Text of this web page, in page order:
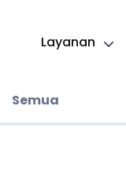
Layanan
Semua